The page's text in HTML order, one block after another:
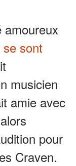
amoureux
se sont
musicien
amie avec
pour
Craven.